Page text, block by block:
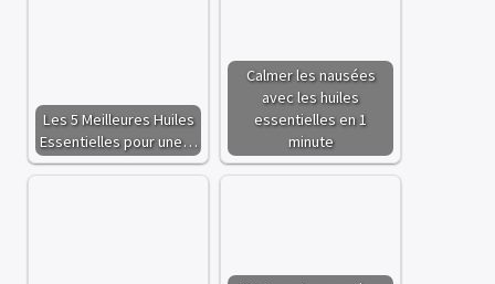
Les 5 Meilleures Huiles
Essentielles pour une…
Calmer les nausées
avec les huiles
essentielles en 1
minute